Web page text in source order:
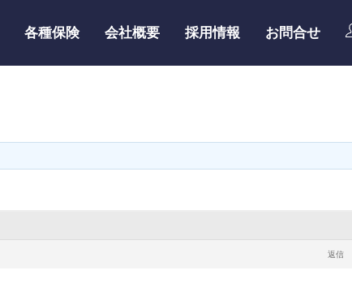
各種保険 会社概要 採用情報 お問合せ
返信